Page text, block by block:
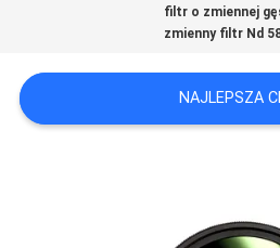
SITEMAP
filtr o zmiennej
zmienny filtr Nd
NAJLEPSZA